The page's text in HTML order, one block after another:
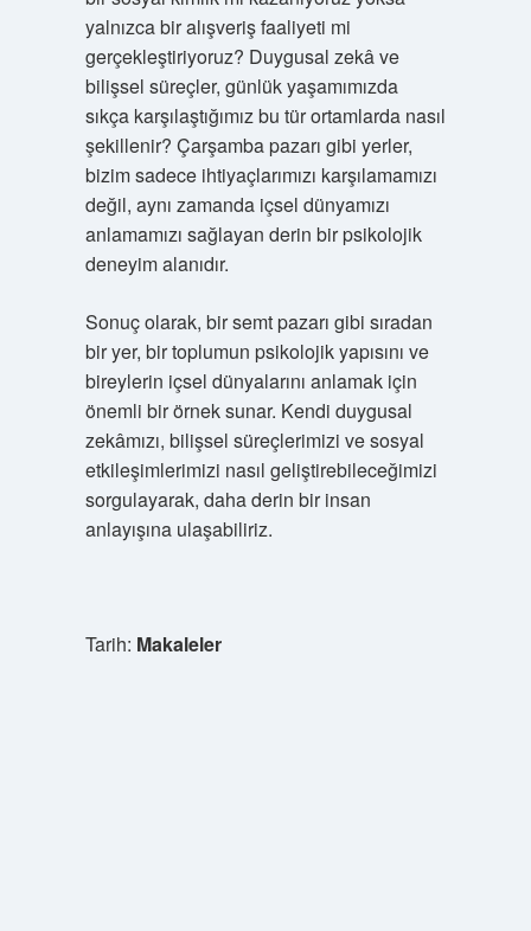
yalnızca bir alışveriş faaliyeti mi
gerçekleştiriyoruz? Duygusal zekâ ve
bilişsel süreçler, günlük yaşamımızda
sıkça karşılaştığımız bu tür ortamlarda nasıl
şekillenir? Çarşamba pazarı gibi yerler,
bizim sadece ihtiyaçlarımızı karşılamamızı
değil, aynı zamanda içsel dünyamızı
anlamamızı sağlayan derin bir psikolojik
deneyim alanıdır.
Sonuç olarak, bir semt pazarı gibi sıradan
bir yer, bir toplumun psikolojik yapısını ve
bireylerin içsel dünyalarını anlamak için
önemli bir örnek sunar. Kendi duygusal
zekâmızı, bilişsel süreçlerimizi ve sosyal
etkileşimlerimizi nasıl geliştirebileceğimizi
sorgulayarak, daha derin bir insan
anlayışına ulaşabiliriz.
Tarih: Makaleler